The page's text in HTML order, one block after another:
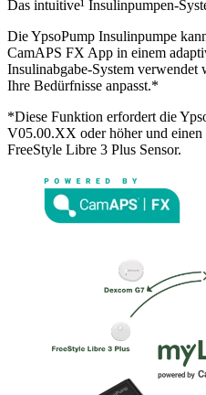
Das intuitive¹ Insulinpumpen-
Die YpsoPump Insulinpumpe
CamAPS FX App in einem
Insulinabgabe-System verwendet
Ihre Bedürfnisse anpasst.*
*Diese Funktion erfordert die
V05.00.XX oder höher und
FreeStyle Libre 3 Plus Sensor.